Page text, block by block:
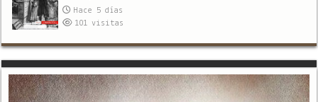
Hace 5 días
101visitas